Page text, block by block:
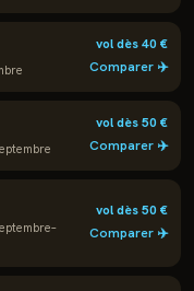
vol dès40€
Comparer ✈️
vol dès50€
Comparer ✈️
vol dès50€
Comparer ✈️